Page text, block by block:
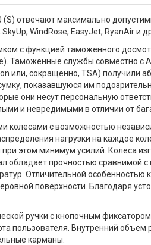
отвечают максимально
WindRose, EasyJet, RyanAir и
с функцией таможенного
Таможенные службы совместно с
или, сокращенно, TSA) получили
показавшуюся им
они несут персональную
и невредимыми в отличии от
с возможностью
нагрузки на каждое
этом минимум усилий. Колеса
обладает прочностью сравнимой
Отличительной особенностью
поверхности. Благодаря
ручки с кнопочным
пользователя. Внутренний
карманы.